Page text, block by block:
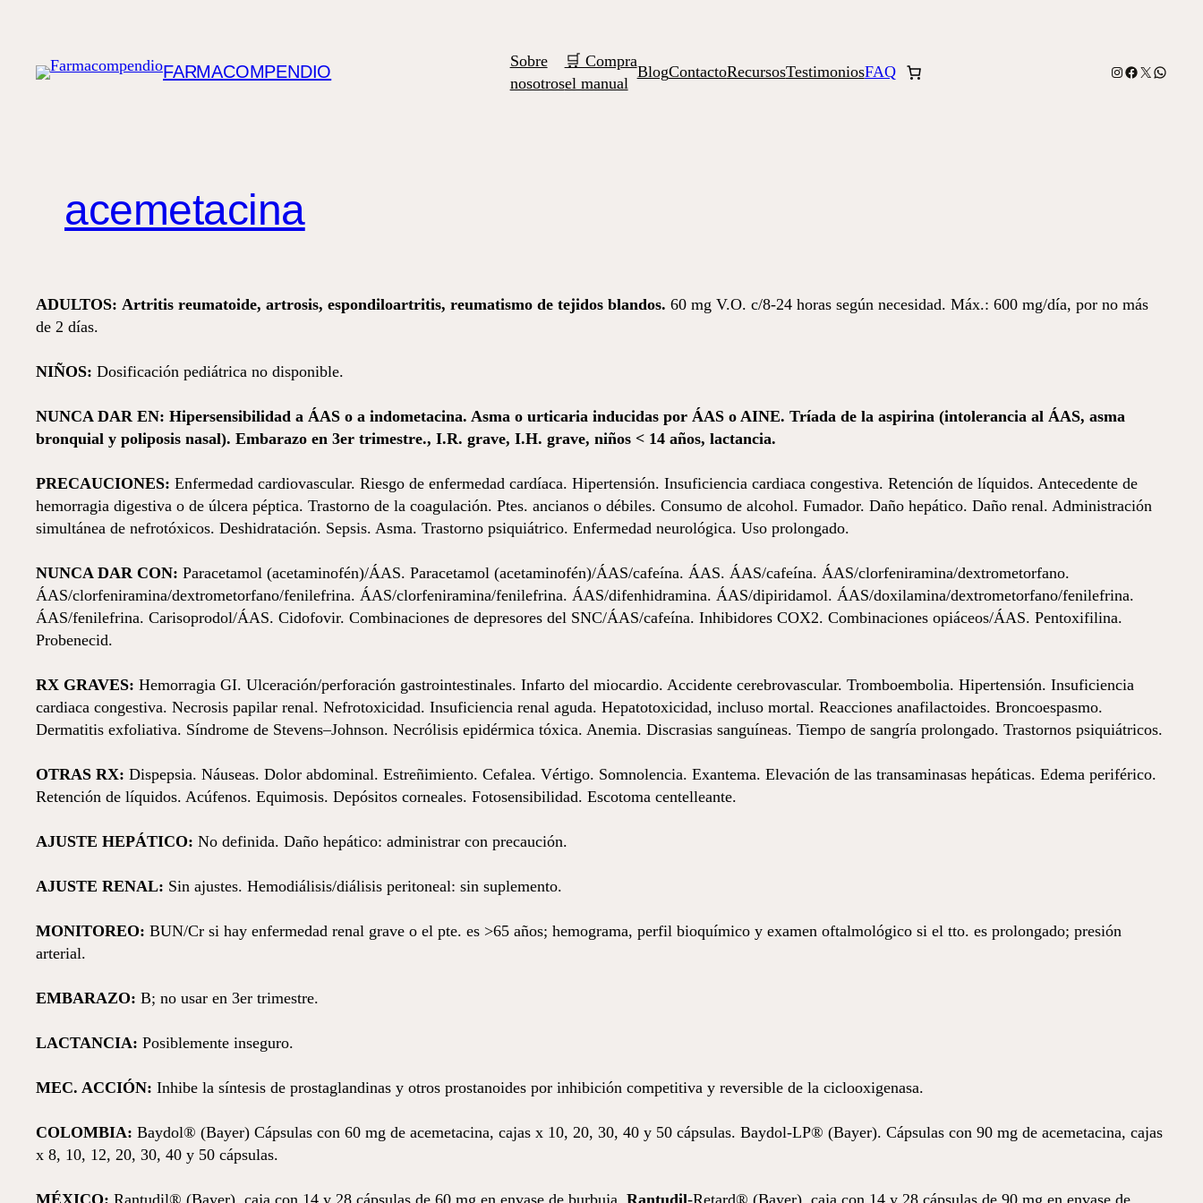
contenido
FARMACOMPENDIO
Sobre
nosotros
🛒 Compra
el manual
BlogContactoRecursosTestimoniosFAQ Instagram
Facebook
X
acemetacina
ADULTOS: Artritis reumatoide, artrosis, espondiloartritis, reumatismo de tejidos blandos. 60 mg V.O. c/8-24 horas según necesidad. Máx.: 600 mg/día, por no más
de 2 días.
NIÑOS: Dosificación pediátrica no disponible.
NUNCA DAR EN: Hipersensibilidad a ÁAS o a indometacina. Asma o urticaria inducidas por ÁAS o AINE. Tríada de la aspirina (intolerancia al ÁAS, asma
bronquial y poliposis nasal). Embarazo en 3er trimestre., I.R. grave, I.H. grave, niños < 14 años, lactancia.
PRECAUCIONES: Enfermedad cardiovascular. Riesgo de enfermedad cardíaca. Hipertensión. Insuficiencia cardiaca congestiva. Retención de líquidos. Antecedente de
hemorragia digestiva o de úlcera péptica. Trastorno de la coagulación. Ptes. ancianos o débiles. Consumo de alcohol. Fumador. Daño hepático. Daño renal. Administración
simultánea de nefrotóxicos. Deshidratación. Sepsis. Asma. Trastorno psiquiátrico. Enfermedad neurológica. Uso prolongado.
NUNCA DAR CON: Paracetamol (acetaminofén)/ÁAS. Paracetamol (acetaminofén)/ÁAS/cafeína. ÁAS. ÁAS/cafeína. ÁAS/clorfeniramina/dextrometorfano.
ÁAS/clorfeniramina/dextrometorfano/fenilefrina. ÁAS/clorfeniramina/fenilefrina. ÁAS/difenhidramina. ÁAS/dipiridamol. ÁAS/doxilamina/dextrometorfano/fenilefrina.
ÁAS/fenilefrina. Carisoprodol/ÁAS. Cidofovir. Combinaciones de depresores del SNC/ÁAS/cafeína. Inhibidores COX2. Combinaciones opiáceos/ÁAS. Pentoxifilina.
Probenecid.
RX GRAVES: Hemorragia GI. Ulceración/perforación gastrointestinales. Infarto del miocardio. Accidente cerebrovascular. Tromboembolia. Hipertensión. Insuficiencia
cardiaca congestiva. Necrosis papilar renal. Nefrotoxicidad. Insuficiencia renal aguda. Hepatotoxicidad, incluso mortal. Reacciones anafilactoides. Broncoespasmo.
Dermatitis exfoliativa. Síndrome de Stevens–Johnson. Necrólisis epidérmica tóxica. Anemia. Discrasias sanguíneas. Tiempo de sangría prolongado. Trastornos psiquiátricos.
OTRAS RX: Dispepsia. Náuseas. Dolor abdominal. Estreñimiento. Cefalea. Vértigo. Somnolencia. Exantema. Elevación de las transaminasas hepáticas. Edema periférico.
Retención de líquidos. Acúfenos. Equimosis. Depósitos corneales. Fotosensibilidad. Escotoma centelleante.
AJUSTE HEPÁTICO: No definida. Daño hepático: administrar con precaución.
AJUSTE RENAL: Sin ajustes. Hemodiálisis/diálisis peritoneal: sin suplemento.
MONITOREO: BUN/Cr si hay enfermedad renal grave o el pte. es >65 años; hemograma, perfil bioquímico y examen oftalmológico si el tto. es prolongado; presión
arterial.
EMBARAZO: B; no usar en 3er trimestre.
LACTANCIA: Posiblemente inseguro.
MEC. ACCIÓN: Inhibe la síntesis de prostaglandinas y otros prostanoides por inhibición competitiva y reversible de la ciclooxigenasa.
COLOMBIA: Baydol® (Bayer) Cápsulas con 60 mg de acemetacina, cajas x 10, 20, 30, 40 y 50 cápsulas. Baydol-LP® (Bayer). Cápsulas con 90 mg de acemetacina, cajas
x 8, 10, 12, 20, 30, 40 y 50 cápsulas.
MÉXICO: Rantudil® (Bayer), caja con 14 y 28 cápsulas de 60 mg en envase de burbuja. Rantudil-Retard® (Bayer), caja con 14 y 28 cápsulas de 90 mg en envase de